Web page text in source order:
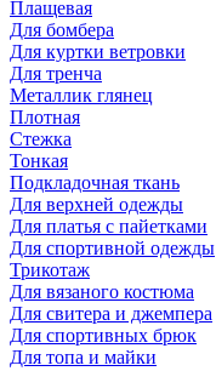
Плащевая
Для бомбера
Для куртки ветровки
Для тренча
Металлик глянец
Плотная
Стежка
Тонкая
Подкладочная ткань
Для верхней одежды
Для платья с пайетками
Для спортивной одежды
Трикотаж
Для вязаного костюма
Для свитера и джемпера
Для спортивных брюк
Для топа и майки